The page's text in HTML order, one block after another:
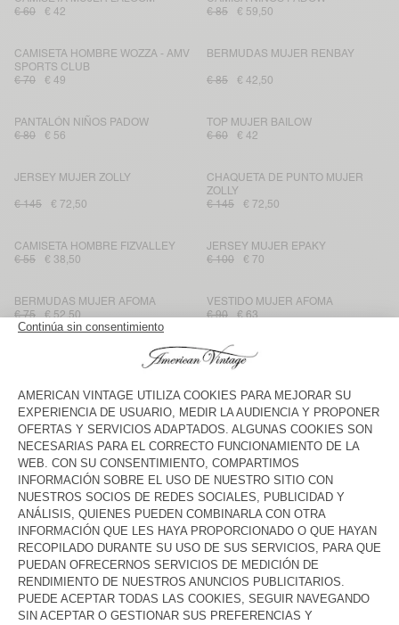
€ 60
€ 42
€ 85
€ 59,50
CAMISETA HOMBRE WOZZA - AMV
SPORTS CLUB
€ 70
€ 49
BERMUDAS MUJER RENBAY
€ 85 € 42,50
PANTALÓN NIÑOS PADOW
€ 80
€ 56
TOP MUJER BAILOW
€ 60
€ 42
JERSEY MUJER ZOLLY
€ 145 € 72,50
CHAQUETA DE PUNTO MUJER
ZOLLY
€ 145
€ 72,50
CAMISETA HOMBRE FIZVALLEY
€ 55
€ 38,50
JERSEY MUJER EPAKY
€ 100
€ 70
BERMUDAS MUJER AFOMA
€ 75
€ 52,50
VESTIDO MUJER AFOMA
€ 90
€ 63
JOGGERS MUJER ATATRIP
CHAQUETA DE PUNTO MUJER
DAMSVILLE
JOGGERS NIÑOS ATUBAY
€ 60
€ 30
JERSEY MUJER DAMSVILLE
€ 100
€ 70
SUDADERA CON CAPUCHA
NIÑOS ATUBAY
€ 85
€ 42,50
CAMISETA SIN MANGAS MUJER
GIXY
€ 75
€ 52,50
TOP MUJER APOLY
€ 40
€ 28
VESTIDO MUJER PYMAZ
€ 95
€ 66,50
PANTALÓN NIÑOS PUSWAY
€ 85
€ 59,50
BERMUDAS MUJER AFOMA
€ 75
€ 52,50